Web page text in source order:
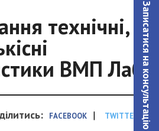
Записатися на консультацiю
технічні,
ВМП Лаб
FACEBOOK | TWITTER